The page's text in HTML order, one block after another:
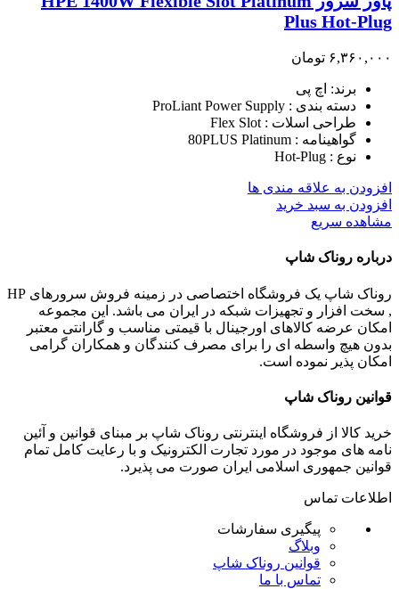
Plus Hot-Plug
۶,۳۶۰,۰۰۰ تومان
برند: اچ پی
دسته بندی : ProLiant Power Supply
طراحی اسلات : Flex Slot
گواهینامه : 80PLUS Platinum
نوع : Hot-Plug
افزودن به علاقه مندی ها
افزودن به سبد خرید
مشاهده سریع
درباره روناک شاپ
روناک شاپ یک فروشگاه اختصاصی در زمینه فروش سرورهای HP
, سخت افزار و تجهیزات شبکه در ایران می باشد. این مجموعه
امکان عرضه کالاهای اورجینال با قیمتی مناسب و گارانتی معتبر
بدون هیچ واسطه ای را برای مصرف کنندگان و همکاران گرامی
امکان پذیر نموده است.
قوانین روناک شاپ
خرید کالا از فروشگاه اینترنتی روناک شاپ بر مبنای قوانین و آئین
نامه های موجود در مورد تجارت الکترونیک و با رعایت کامل تمام
قوانین جمهوری اسلامی ایران صورت می پذیرد.
اطلاعات تماس
پیگیری سفارشات
وبلاگ
قوانین روناک شاپ
تماس با ما